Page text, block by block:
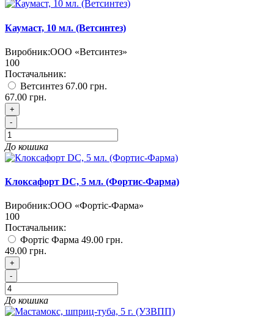
Каумаст, 10 мл. (Ветсинтез)
Виробник:ООО «Ветсинтез»
100
Постачальник:
Ветсинтез 67.00 грн.
67.00 грн.
+
-
До кошика
Клоксафорт DC, 5 мл. (Фортис-Фарма)
Виробник:ООО «Фортіс-Фарма»
100
Постачальник:
Фортіс Фарма 49.00 грн.
49.00 грн.
+
-
До кошика